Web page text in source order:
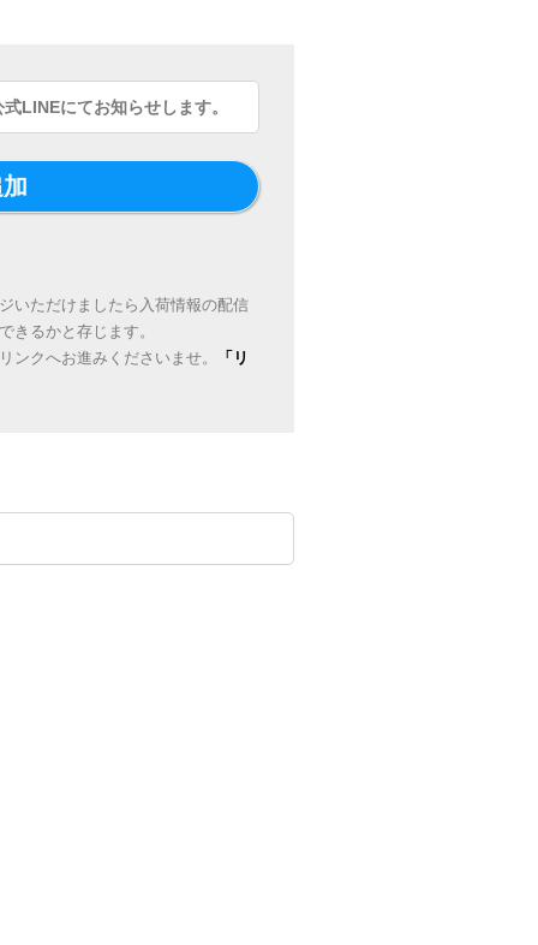
LINEにてお知らせします。
いただけましたら入荷情報の配信
きるかと存じます。
ンクへお進みくださいませ。
「リ